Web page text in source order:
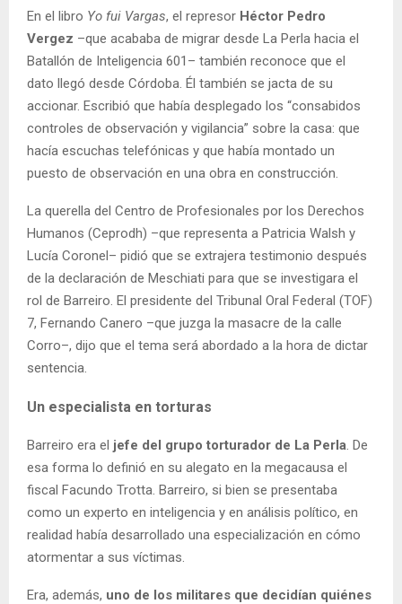
En el libro Yo fui Vargas, el represor Héctor Pedro
Vergez –que acababa de migrar desde La Perla hacia el
Batallón de Inteligencia 601– también reconoce que el
dato llegó desde Córdoba. Él también se jacta de su
accionar. Escribió que había desplegado los “consabidos
controles de observación y vigilancia” sobre la casa: que
hacía escuchas telefónicas y que había montado un
puesto de observación en una obra en construcción.
La querella del Centro de Profesionales por los Derechos
Humanos (Ceprodh) –que representa a Patricia Walsh y
Lucía Coronel– pidió que se extrajera testimonio después
de la declaración de Meschiati para que se investigara el
rol de Barreiro. El presidente del Tribunal Oral Federal (TOF)
7, Fernando Canero –que juzga la masacre de la calle
Corro–, dijo que el tema será abordado a la hora de dictar
sentencia.
Un especialista en torturas
Barreiro era el jefe del grupo torturador de La Perla . De
esa forma lo definió en su alegato en la megacausa el
fiscal Facundo Trotta. Barreiro, si bien se presentaba
como un experto en inteligencia y en análisis político, en
realidad había desarrollado una especialización en cómo
atormentar a sus víctimas.
Era, además, uno de los militares que decidían quiénes